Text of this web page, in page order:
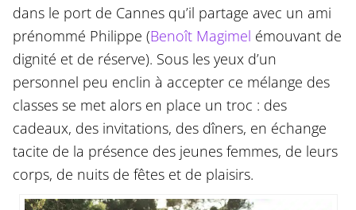
dans le port de Cannes qu’il partage avec un ami
prénommé Philippe (Benoît Magimel émouvant de
dignité et de réserve). Sous les yeux d’un
personnel peu enclin à accepter ce mélange des
classes se met alors en place un troc : des
cadeaux, des invitations, des dîners, en échange
tacite de la présence des jeunes femmes, de leurs
corps, de nuits de fêtes et de plaisirs.